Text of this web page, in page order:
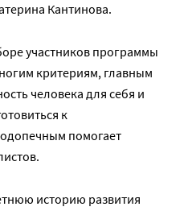
Кантинова.
участников программы
критериям, главным
человека для себя и
к
помогает
историю развития